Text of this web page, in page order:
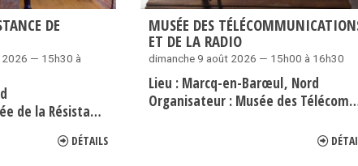
DE
2026 — 15h30 à
la Résistance de Bondues
DÉTAILS
MUSÉE DES
ET DE LA RADIO
dimanche 9 août 2026 — 15h00 à 16h30
Lieu : Marcq-en-Barœul Nord
Organisateur : Musée des Télécommunications et de la Radio